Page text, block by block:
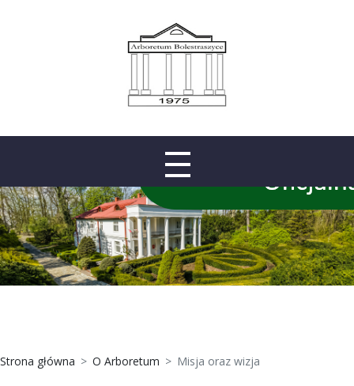
Strona główna O Arboretum Misja oraz wizja